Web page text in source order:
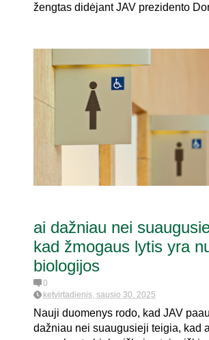
žengtas didėjant JAV prezidento
ai dažniau nei
kad žmogaus lytis yra
biologijos
0
ketvirtadienis, sausio 30, 2025
Nauji duomenys rodo, kad JAV
dažniau nei suaugusieji teigia, kad